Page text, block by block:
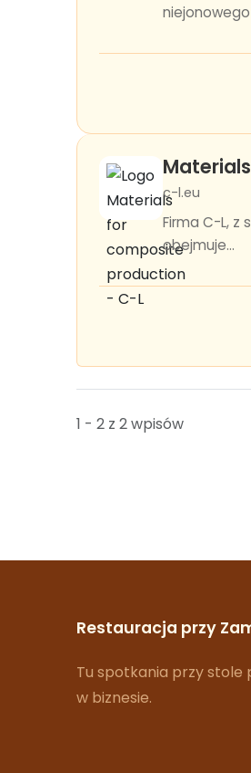
niejonowego
c-l.eu
Firma C-L, z
obejmuje...
1 - 2 z 2 wpisów
Restauracja przy
Tu spotkania przy
w biznesie.